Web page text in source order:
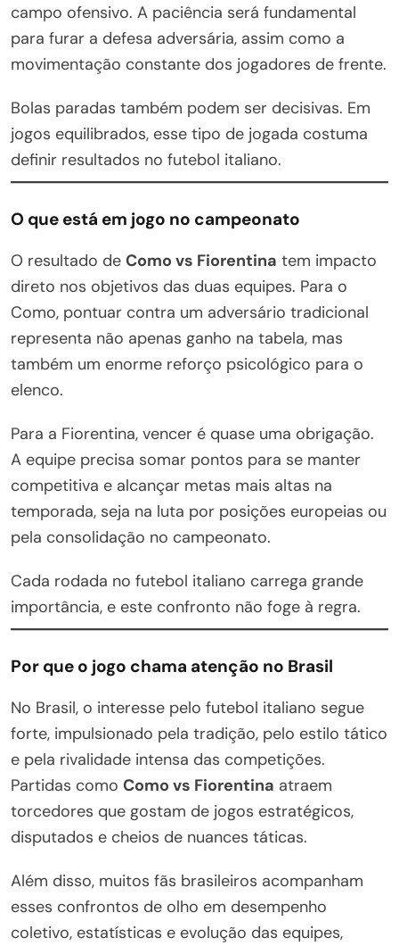
campo ofensivo. A paciência será fundamental
para furar a defesa adversária, assim como a
movimentação constante dos jogadores de frente.
Bolas paradas também podem ser decisivas. Em
jogos equilibrados, esse tipo de jogada costuma
definir resultados no futebol italiano.
O que está em jogo no campeonato
O resultado de Como vs Fiorentina tem impacto
direto nos objetivos das duas equipes. Para o
Como, pontuar contra um adversário tradicional
representa não apenas ganho na tabela, mas
também um enorme reforço psicológico para o
elenco.
Para a Fiorentina, vencer é quase uma obrigação.
A equipe precisa somar pontos para se manter
competitiva e alcançar metas mais altas na
temporada, seja na luta por posições europeias ou
pela consolidação no campeonato.
Cada rodada no futebol italiano carrega grande
importância, e este confronto não foge à regra.
Por que o jogo chama atenção no Brasil
No Brasil, o interesse pelo futebol italiano segue
forte, impulsionado pela tradição, pelo estilo tático
e pela rivalidade intensa das competições.
Partidas como Como vs Fiorentina atraem
torcedores que gostam de jogos estratégicos,
disputados e cheios de nuances táticas.
Além disso, muitos fãs brasileiros acompanham
esses confrontos de olho em desempenho
coletivo, estatísticas e evolução das equipes,